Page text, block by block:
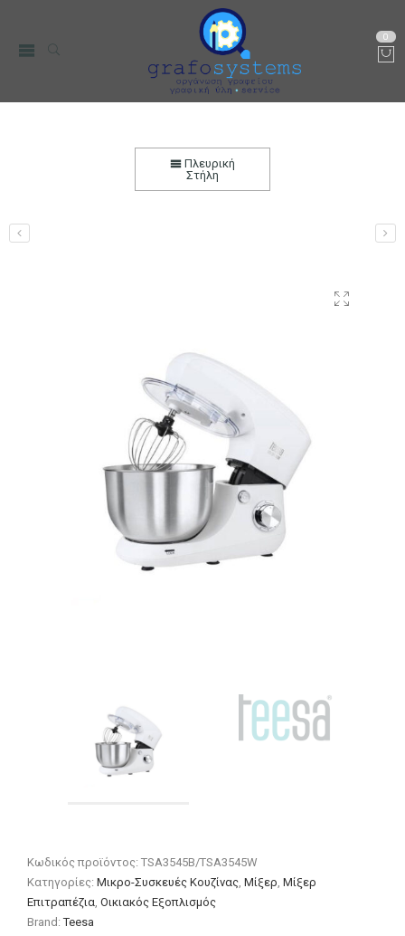
0
Λευκό Ματ ή Μαύρο
Μικρο-Συσκευές Κουζίνας
Πλευρική
Στήλη
Κωδικός προϊόντος:TSA3545B/TSA3545W
Κατηγορίες:Μικρο-Συσκευές Κουζίνας,Μίξερ,Μίξερ
Επιτραπέζια,Οικιακός Εξοπλισμός
Brand:Teesa